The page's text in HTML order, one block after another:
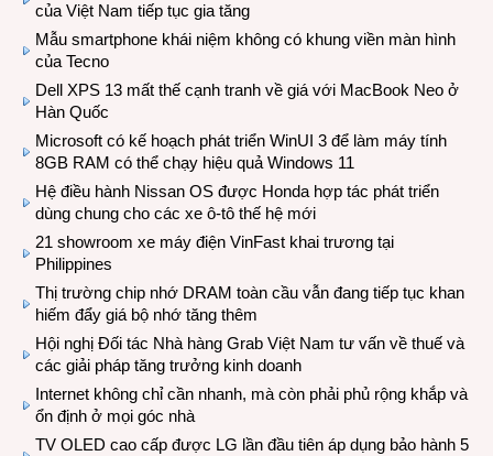
của Việt Nam tiếp tục gia tăng
Mẫu smartphone khái niệm không có khung viền màn hình
của Tecno
Dell XPS 13 mất thế cạnh tranh về giá với MacBook Neo ở
Hàn Quốc
Microsoft có kế hoạch phát triển WinUI 3 để làm máy tính
8GB RAM có thể chạy hiệu quả Windows 11
Hệ điều hành Nissan OS được Honda hợp tác phát triển
dùng chung cho các xe ô-tô thế hệ mới
21 showroom xe máy điện VinFast khai trương tại
Philippines
Thị trường chip nhớ DRAM toàn cầu vẫn đang tiếp tục khan
hiếm đẩy giá bộ nhớ tăng thêm
Hội nghị Đối tác Nhà hàng Grab Việt Nam tư vấn về thuế và
các giải pháp tăng trưởng kinh doanh
Internet không chỉ cần nhanh, mà còn phải phủ rộng khắp và
ổn định ở mọi góc nhà
TV OLED cao cấp được LG lần đầu tiên áp dụng bảo hành 5